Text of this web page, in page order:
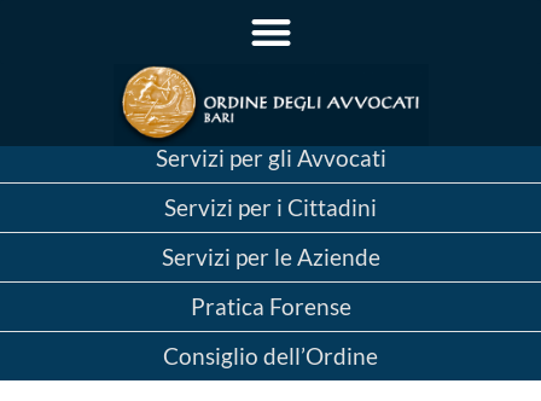
Servizi per gli Avvocati
Servizi per i Cittadini
Servizi per le Aziende
Pratica Forense
Consiglio dell’Ordine